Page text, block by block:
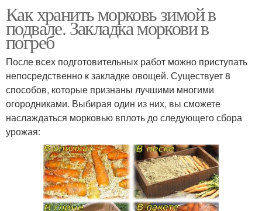
Как хранить морковь зимой в
подвале. Закладка моркови в
погреб
После всех подготовительных работ можно приступать
непосредственно к закладке овощей. Существует 8
способов, которые признаны лучшими многими
огородниками. Выбирая один из них, вы сможете
наслаждаться морковью вплоть до следующего сбора
урожая: